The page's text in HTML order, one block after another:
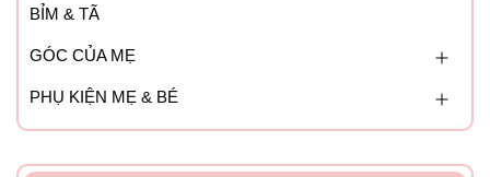
sản phẩm trong ngăn mát tủ lạnh.
ĐÓNG GÓI
VALENS INT., D.O.O.
BỈM & TÃ
GÓC CỦA MẸ
PHỤ KIỆN MẸ & BÉ